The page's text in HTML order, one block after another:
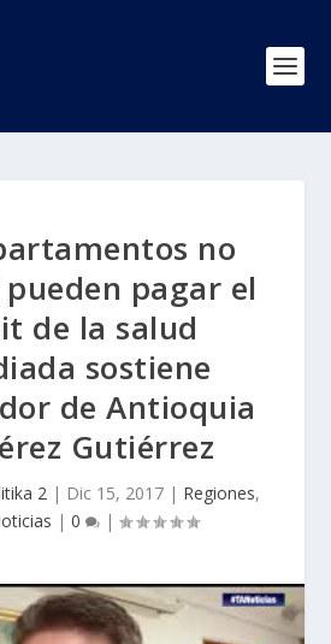
no
pagar el
de la salud
sostiene
de Antioquia
Gutiérrez
2| Dic 15, 2017| Regiones,
| 0 |